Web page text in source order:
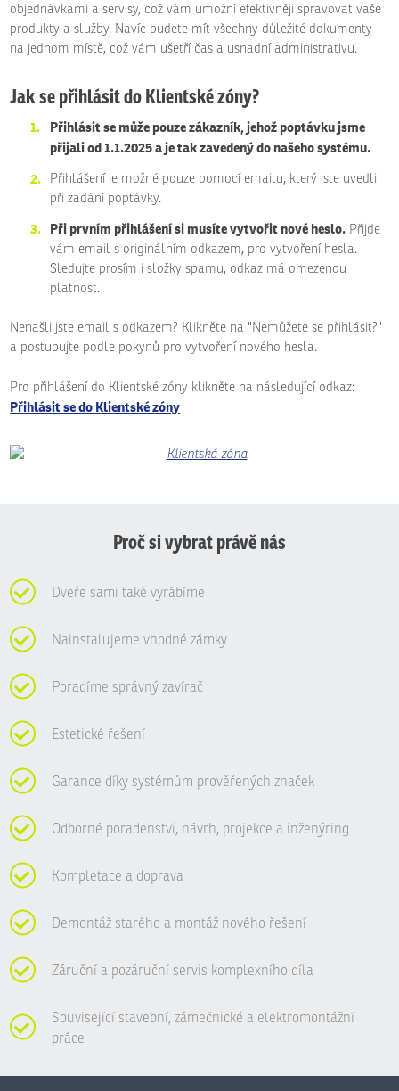
objednávkami a servisy, což vám umožní efektivněji spravovat vaše
produkty a služby. Navíc budete mít všechny důležité dokumenty
na jednom místě, což vám ušetří čas a usnadní administrativu.
Jak se přihlásit do Klientské zóny?
Přihlásit se může pouze zákazník, jehož poptávku jsme
přijali od 1.1.2025 a je tak zavedený do našeho systému.
Přihlášení je možné pouze pomocí emailu, který jste uvedli
při zadání poptávky.
Při prvním přihlášení si musíte vytvořit nové heslo. Přijde
vám email s originálním odkazem, pro vytvoření hesla.
Sledujte prosím i složky spamu, odkaz má omezenou
platnost.
Nenašli jste email s odkazem? Klikněte na "Nemůžete se přihlásit?"
a postupujte podle pokynů pro vytvoření nového hesla.
Pro přihlášení do Klientské zóny klikněte na následující odkaz:
Přihlásit se do Klientské zóny
Proč si vybrat právě nás
Dveře sami také vyrábíme
Nainstalujeme vhodné zámky
Poradíme správný zavírač
Estetické řešení
Garance díky systémům prověřených značek
Odborné poradenství, návrh, projekce a inženýring
Kompletace a doprava
Demontáž starého a montáž nového řešení
Záruční a pozáruční servis komplexního díla
Související stavební, zámečnické a elektromontážní
práce